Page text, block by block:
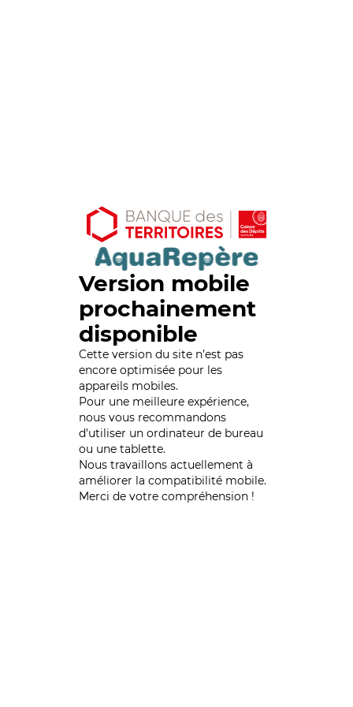
Version mobile
prochainement
disponible
Cette version du site n’est pas
encore optimisée pour les
appareils mobiles.
Pour une meilleure expérience,
nous vous recommandons
d'utiliser un ordinateur de bureau
ou une tablette.
Nous travaillons actuellement à
améliorer la compatibilité mobile.
Merci de votre compréhension !